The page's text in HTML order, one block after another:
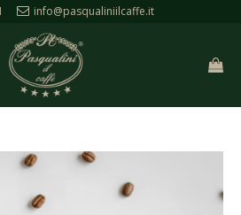
info@pasqualiniilcaffe.it